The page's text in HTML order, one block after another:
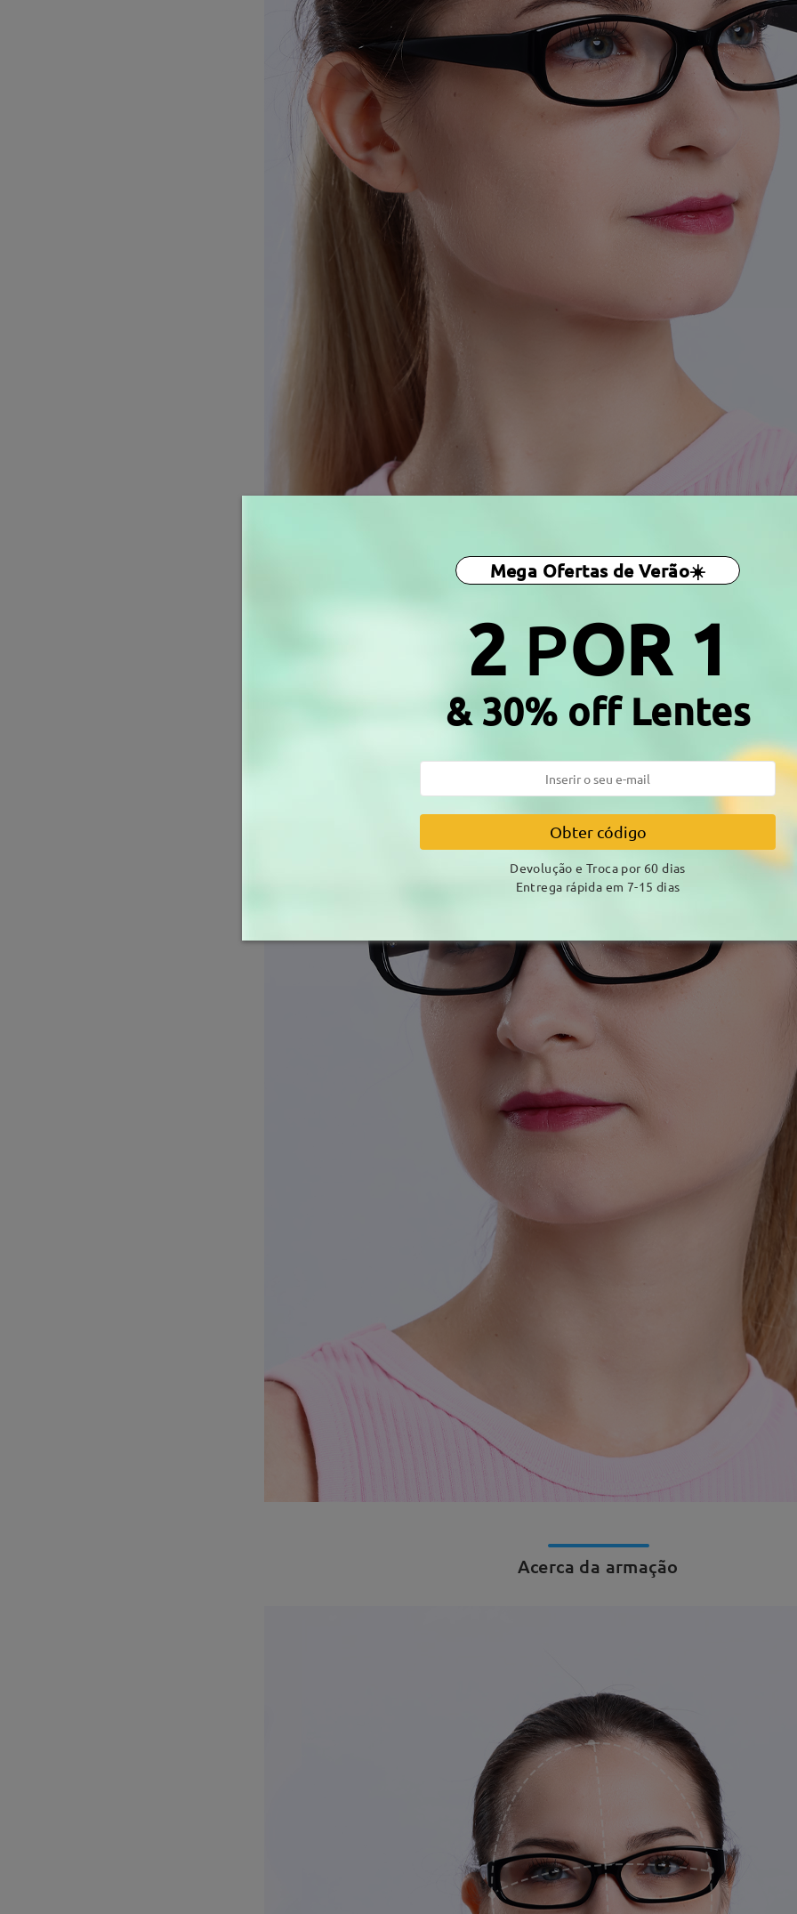
Acerca da armação
Mega Ofertas de Verão☀️
2 POR 1
& 30% off Lentes
Obter código
Devolução e Troca por 60 dias
Entrega rápida em 7-15 dias